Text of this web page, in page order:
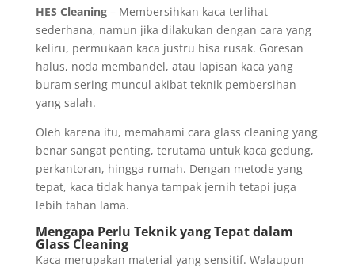
HES Cleaning– Membersihkan kaca terlihat
sederhana, namun jika dilakukan dengan cara yang
keliru, permukaan kaca justru bisa rusak. Goresan
halus, noda membandel, atau lapisan kaca yang
buram sering muncul akibat teknik pembersihan
yang salah.
Oleh karena itu, memahami cara glass cleaning yang
benar sangat penting, terutama untuk kaca gedung,
perkantoran, hingga rumah. Dengan metode yang
tepat, kaca tidak hanya tampak jernih tetapi juga
lebih tahan lama.
Mengapa Perlu Teknik yang Tepat dalam
Glass Cleaning
Kaca merupakan material yang sensitif. Walaupun